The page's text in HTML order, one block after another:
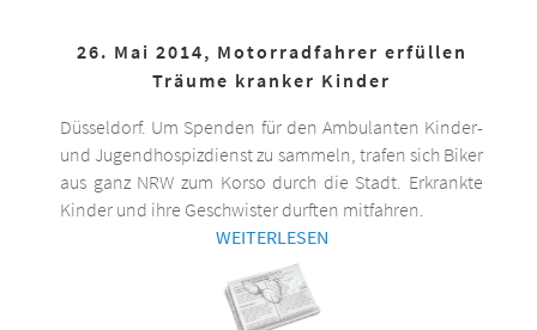
26. Mai 2014, Motorradfahrer erfüllen
Träume kranker Kinder
Düsseldorf. Um Spenden für den Ambulanten Kinder-
und Jugendhospizdienst zu sammeln, trafen sich Biker
aus ganz NRW zum Korso durch die Stadt. Erkrankte
Kinder und ihre Geschwister durften mitfahren.
WEITERLESEN